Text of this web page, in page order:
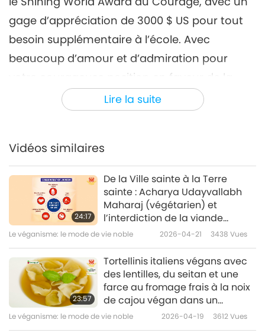
Lire la suite
gage d’appréciation de 3000 $ US pour tout
besoin supplémentaire à l’école. Avec
beaucoup d’amour et d’admiration pour
votre courageuse position en faveur de la
justice et d’un mode de vie sain et juste ;
Puisse la Providence vous protéger vous et
aliments nocifs ! »
Vidéos similaires
24:17
De la Ville sainte à la Terre
sainte : Acharya Udayvallabh
Maharaj (végétarien) et
l’interdiction de la viande
d’animaux-personnes à
Le véganisme: le mode de vie noble 2026-04-21 3438 Vues
23:57
Tortellinis italiens végans avec
des lentilles, du seitan et une
farce au fromage frais à la noix
de cajou végan dans un
bouillon de légumes
Le véganisme: le mode de vie noble 2026-04-19 3612Vues